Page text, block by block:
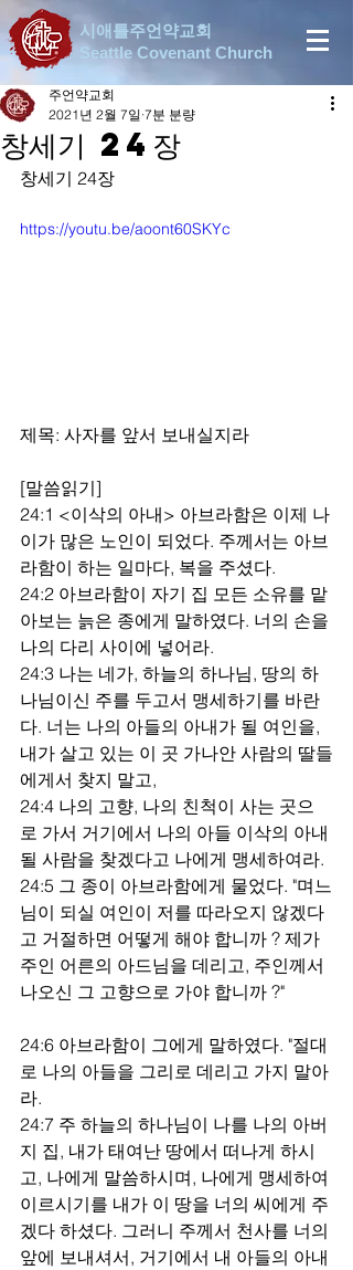
시애틀주언약교회
Seattle Covenant Church
창세기 24장
주언약교회
2021년 2월 7일 7분 분량
창세기 24장
https://youtu.be/aoont60SKYc
제목: 사자를 앞서 보내실지라
[말씀읽기]
24:1 <이삭의 아내> 아브라함은 이제 나
이가 많은 노인이 되었다. 주께서는 아브
라함이 하는 일마다, 복을 주셨다.
24:2 아브라함이 자기 집 모든 소유를 맡
아보는 늙은 종에게 말하였다. 너의 손을
나의 다리 사이에 넣어라.
24:3 나는 네가, 하늘의 하나님, 땅의 하
나님이신 주를 두고서 맹세하기를 바란
다. 너는 나의 아들의 아내가 될 여인을,
내가 살고 있는 이 곳 가나안 사람의 딸들
에게서 찾지 말고,
24:4 나의 고향, 나의 친척이 사는 곳으
로 가서 거기에서 나의 아들 이삭의 아내
될 사람을 찾겠다고 나에게 맹세하여라.
24:5 그 종이 아브라함에게 물었다. "며느
님이 되실 여인이 저를 따라오지 않겠다
고 거절하면 어떻게 해야 합니까 ? 제가
주인 어른의 아드님을 데리고, 주인께서
나오신 그 고향으로 가야 합니까 ?"
24:6 아브라함이 그에게 말하였다. "절대
로 나의 아들을 그리로 데리고 가지 말아
라.
24:7 주 하늘의 하나님이 나를 나의 아버
지 집, 내가 태여난 땅에서 떠나게 하시
고, 나에게 말씀하시며, 나에게 맹세하여
이르시기를 내가 이 땅을 너의 씨에게 주
겠다 하셨다. 그러니 주께서 천사를 너의
앞에 보내셔서, 거기에서 내 아들의 아내